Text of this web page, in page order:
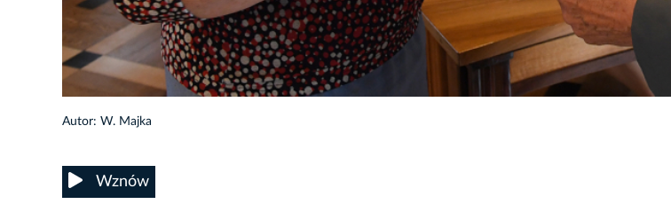
Autor: W. Majka
Wznów